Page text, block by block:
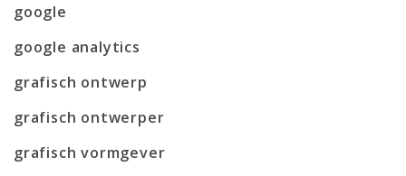
google
google analytics
grafisch ontwerp
grafisch ontwerper
grafisch vormgever